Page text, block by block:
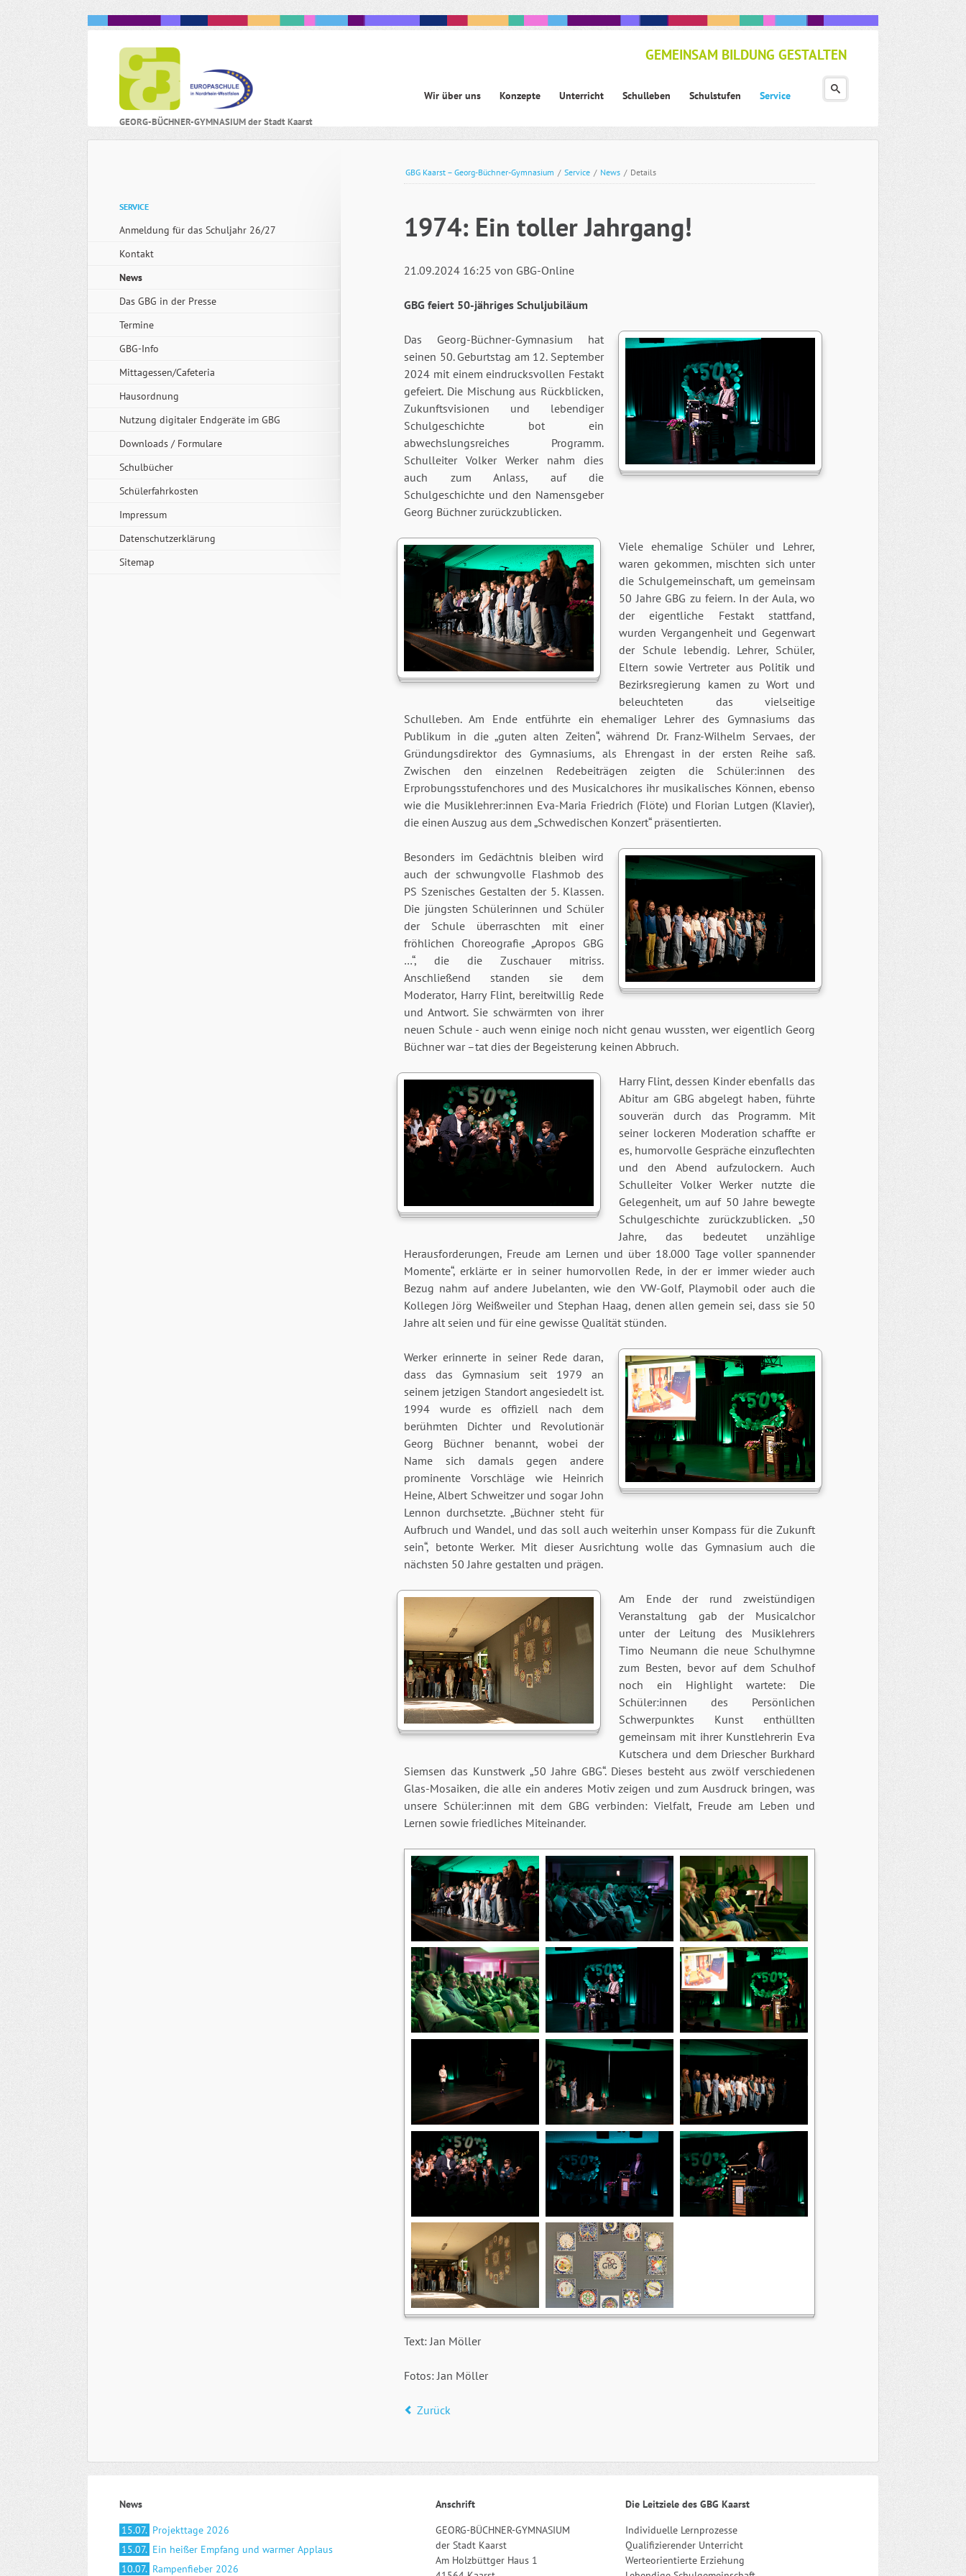
GEORG-BÜCHNER-GYMNASIUM der Stadt Kaarst
Navigation
Wir über uns Konzepte Unterricht Schulleben Schulstufen Service
Navigation
GEMEINSAM BILDUNG GESTALTEN
GBG Kaarst – Georg-Büchner-Gymnasium / Service / News / Details
1974: Ein toller Jahrgang!
21.09.2024 16:25 von GBG-Online
GBG feiert 50-jähriges Schuljubiläum
Das Georg-Büchner-Gymnasium hat
seinen 50. Geburtstag am 12. September
2024 mit einem eindrucksvollen Festakt
gefeiert. Die Mischung aus Rückblicken,
Zukunftsvisionen und lebendiger
Schulgeschichte bot ein
abwechslungsreiches Programm.
Schulleiter Volker Werker nahm dies
auch zum Anlass, auf die
Schulgeschichte und den Namensgeber
Georg Büchner zurückzublicken.
Viele ehemalige Schüler und Lehrer,
waren gekommen, mischten sich unter
die Schulgemeinschaft, um gemeinsam
50 Jahre GBG zu feiern. In der Aula, wo
der eigentliche Festakt stattfand,
wurden Vergangenheit und Gegenwart
der Schule lebendig. Lehrer, Schüler,
Eltern sowie Vertreter aus Politik und
Bezirksregierung kamen zu Wort und
beleuchteten das vielseitige
Schulleben. Am Ende entführte ein ehemaliger Lehrer des Gymnasiums das
Publikum in die „guten alten Zeiten“, während Dr. Franz-Wilhelm Servaes, der
Gründungsdirektor des Gymnasiums, als Ehrengast in der ersten Reihe saß.
Zwischen den einzelnen Redebeiträgen zeigten die Schüler:innen des
Erprobungsstufenchores und des Musicalchores ihr musikalisches Können, ebenso
wie die Musiklehrer:innen Eva-Maria Friedrich (Flöte) und Florian Lutgen (Klavier),
die einen Auszug aus dem „Schwedischen Konzert“ präsentierten.
Besonders im Gedächtnis bleiben wird
auch der schwungvolle Flashmob des
PS Szenisches Gestalten der 5. Klassen.
Die jüngsten Schülerinnen und Schüler
der Schule überraschten mit einer
fröhlichen Choreografie „Apropos GBG
…“, die die Zuschauer mitriss.
Anschließend standen sie dem
Moderator, Harry Flint, bereitwillig Rede
und Antwort. Sie schwärmten von ihrer
neuen Schule - auch wenn einige noch nicht genau wussten, wer eigentlich Georg
Büchner war –tat dies der Begeisterung keinen Abbruch.
Harry Flint, dessen Kinder ebenfalls das
Abitur am GBG abgelegt haben, führte
souverän durch das Programm. Mit
seiner lockeren Moderation schaffte er
es, humorvolle Gespräche einzuflechten
und den Abend aufzulockern. Auch
Schulleiter Volker Werker nutzte die
Gelegenheit, um auf 50 Jahre bewegte
Schulgeschichte zurückzublicken. „50
Jahre, das bedeutet unzählige
Herausforderungen, Freude am Lernen und über 18.000 Tage voller spannender
Momente“, erklärte er in seiner humorvollen Rede, in der er immer wieder auch
Bezug nahm auf andere Jubelanten, wie den VW-Golf, Playmobil oder auch die
Kollegen Jörg Weißweiler und Stephan Haag, denen allen gemein sei, dass sie 50
Jahre alt seien und für eine gewisse Qualität stünden.
Werker erinnerte in seiner Rede daran,
dass das Gymnasium seit 1979 an
seinem jetzigen Standort angesiedelt ist.
1994 wurde es offiziell nach dem
berühmten Dichter und Revolutionär
Georg Büchner benannt, wobei der
Name sich damals gegen andere
prominente Vorschläge wie Heinrich
Heine, Albert Schweitzer und sogar John
Lennon durchsetzte. „Büchner steht für
Aufbruch und Wandel, und das soll auch weiterhin unser Kompass für die Zukunft
sein“, betonte Werker. Mit dieser Ausrichtung wolle das Gymnasium auch die
nächsten 50 Jahre gestalten und prägen.
Am Ende der rund zweistündigen
Veranstaltung gab der Musicalchor
unter der Leitung des Musiklehrers
Timo Neumann die neue Schulhymne
zum Besten, bevor auf dem Schulhof
noch ein Highlight wartete: Die
Schüler:innen des Persönlichen
Schwerpunktes Kunst enthüllten
gemeinsam mit ihrer Kunstlehrerin Eva
Kutschera und dem Driescher Burkhard
Siemsen das Kunstwerk „50 Jahre GBG“. Dieses besteht aus zwölf verschiedenen
Glas-Mosaiken, die alle ein anderes Motiv zeigen und zum Ausdruck bringen, was
unsere Schüler:innen mit dem GBG verbinden: Vielfalt, Freude am Leben und
Lernen sowie friedliches Miteinander.
Text: Jan Möller
Fotos: Jan Möller
Zurück
Navigation
SERVICE
Anmeldung für das Schuljahr 26/27
Kontakt
News
Das GBG in der Presse
Termine
GBG-Info
Mittagessen/Cafeteria
Hausordnung
Nutzung digitaler Endgeräte im GBG
Downloads / Formulare
Schulbücher
Schülerfahrkosten
Impressum
Datenschutzerklärung
Sitemap
News
15.07. Projekttage 2026
15.07. Ein heißer Empfang und warmer Applaus
10.07. Rampenfieber 2026
Anschrift
GEORG-BÜCHNER-GYMNASIUM
der Stadt Kaarst
Am Holzbüttger Haus 1
Die Leitziele des GBG Kaarst
Individuelle Lernprozesse
Qualifizierender Unterricht
Werteorientierte Erziehung